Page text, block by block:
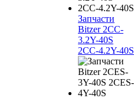
Запчасти
Bitzer 2CC-
3.2Y-40S
2CC-4.2Y-40S